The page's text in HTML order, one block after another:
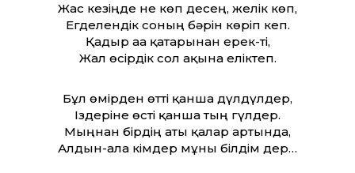
Жас кезіңде не көп десең, желік көп,
Егделендік соның бәрін көріп кеп.
Қадыр аға қатарынан ерек-ті,
Жал өсірдік сол ақынға еліктеп.
Бұл өмірден өт­ті қанша дүлдүлдер,
Іздеріне өсті қанша тың гүлдер.
Мыңнан бірдің аты қалар артында,
Алдын-ала кімдер мұны білдім дер…